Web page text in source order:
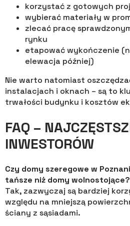
korzystać z gotowych
wybierać materiały w
zlecać pracę
rynku
etapować wykończenie
elewacja później)
Nie warto natomiast
instalacjach i oknach – są to
trwałości budynku i kosztów
FAQ –
INWESTORÓW
Czy domy szeregowe w
tańsze niż domy wolnostojące?
Tak, zazwyczaj są bardziej
względu na mniejszą
ściany z sąsiadami.